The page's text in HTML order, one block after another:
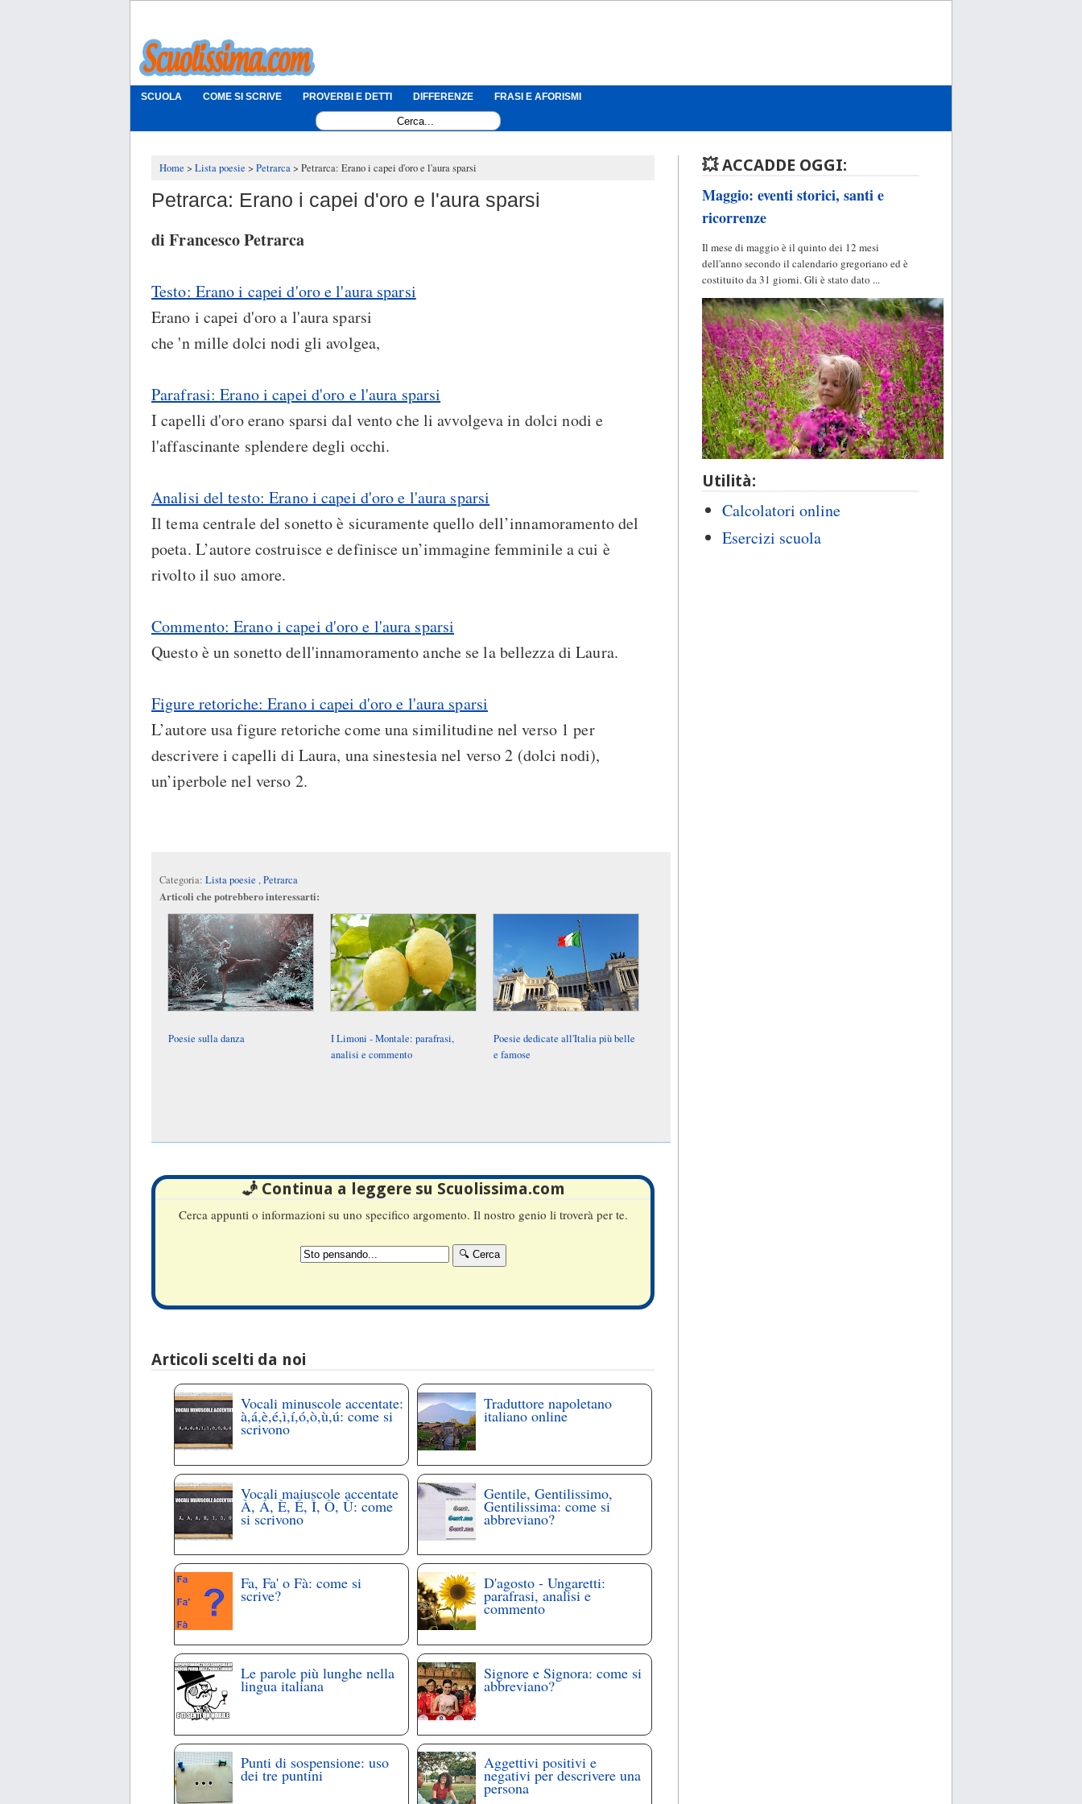
SCUOLA COME SI SCRIVE PROVERBI E DETTI DIFFERENZE FRASI E AFORISMI
Home Lista poesie Petrarca Petrarca: Erano i capei d'oro e l'aura sparsi
Petrarca: Erano i capei d'oro e l'aura sparsi
di Francesco Petrarca
Testo: Erano i capei d'oro e l'aura sparsi
Erano i capei d'oro a l'aura sparsi
che 'n mille dolci nodi gli avolgea,
Parafrasi: Erano i capei d'oro e l'aura sparsi
I capelli d'oro erano sparsi dal vento che li avvolgeva in dolci nodi e
l'affascinante splendere degli occhi.
Analisi del testo: Erano i capei d'oro e l'aura sparsi
Il tema centrale del sonetto è sicuramente quello dell’innamoramento del
poeta. L’autore costruisce e definisce un’immagine femminile a cui è
rivolto il suo amore.
Commento: Erano i capei d'oro e l'aura sparsi
Questo è un sonetto dell'innamoramento anche se la bellezza di Laura.
Figure retoriche: Erano i capei d'oro e l'aura sparsi
L’autore usa figure retoriche come una similitudine nel verso 1 per
descrivere i capelli di Laura, una sinestesia nel verso 2 (dolci nodi),
un’iperbole nel verso 2.
Categoria: Lista poesie ,Petrarca
Articoli che potrebbero interessarti:
Poesie sulla danza
I Limoni - Montale: parafrasi,
analisi e commento
Poesie dedicate all'Italia più belle
e famose
🧞 Continua a leggere su Scuolissima.com
Cerca appunti o informazioni su uno specifico argomento. Il nostro genio li troverà per te.
Articoli scelti da noi
Vocali minuscole accentate:
à,á,è,é,ì,í,ó,ò,ù,ú: come si
scrivono
Traduttore napoletano
italiano online
Vocali maiuscole accentate
À, Á, È, É, Ì, Ò, Ù: come
si scrivono
Gentile, Gentilissimo,
Gentilissima: come si
abbreviano?
Fa, Fa' o Fà: come si
scrive?
D'agosto - Ungaretti:
parafrasi, analisi e
commento
Le parole più lunghe nella
lingua italiana
Signore e Signora: come si
abbreviano?
Punti di sospensione: uso
dei tre puntini
Aggettivi positivi e
negativi per descrivere una
persona
💥 ACCADDE OGGI:
Maggio: eventi storici, santi e
ricorrenze
Il mese di maggio è il quinto dei 12 mesi
dell'anno secondo il calendario gregoriano ed è
costituito da 31 giorni. Gli è stato dato ...
Utilità:
Calcolatori online
Esercizi scuola